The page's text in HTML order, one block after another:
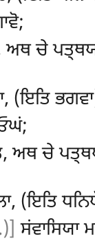
ਚੇ
(ਇਤਿ
ਅਥ ਚੇ
(ਇਤਿ
ਸਂਵਾਸਿਯਾ